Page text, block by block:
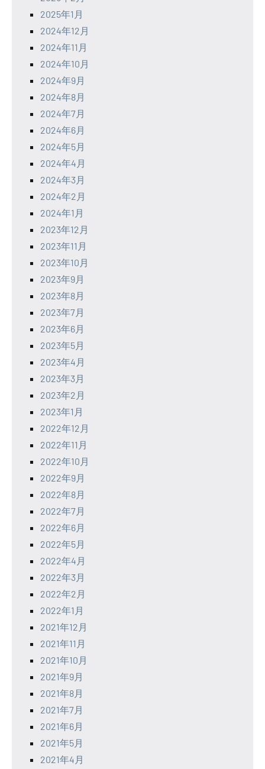
2025年1月
2024年12月
2024年11月
2024年10月
2024年9月
2024年8月
2024年7月
2024年6月
2024年5月
2024年4月
2024年3月
2024年2月
2024年1月
2023年12月
2023年11月
2023年10月
2023年9月
2023年8月
2023年7月
2023年6月
2023年5月
2023年4月
2023年3月
2023年2月
2023年1月
2022年12月
2022年11月
2022年10月
2022年9月
2022年8月
2022年7月
2022年6月
2022年5月
2022年4月
2022年3月
2022年2月
2022年1月
2021年12月
2021年11月
2021年10月
2021年9月
2021年8月
2021年7月
2021年6月
2021年5月
2021年4月